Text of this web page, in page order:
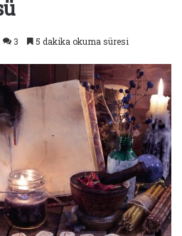
3 5 dakika okuma süresi